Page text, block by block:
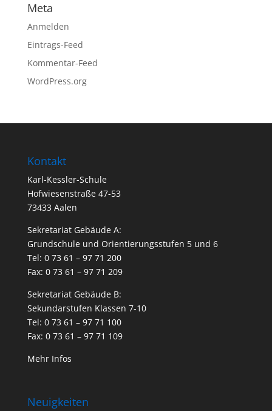
Meta
Anmelden
Eintrags-Feed
Kommentar-Feed
WordPress.org
Kontakt
Karl-Kessler-Schule
Hofwiesenstraße 47-53
73433 Aalen
Sekretariat Gebäude A:
Grundschule und Orientierungsstufen 5 und 6
Tel: 0 73 61 – 97 71 200
Fax: 0 73 61 – 97 71 209
Sekretariat Gebäude B:
Sekundarstufen Klassen 7-10
Tel: 0 73 61 – 97 71 100
Fax: 0 73 61 – 97 71 109
Mehr Infos
Neuigkeiten